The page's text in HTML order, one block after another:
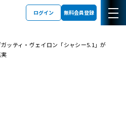
ログイン 無料会員登録
ッティ・ヴェイロン「シャシー5.1」が